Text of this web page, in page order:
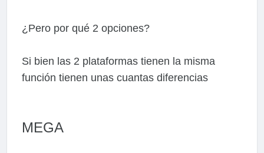
¿Pero por qué 2 opciones?
Si bien las 2 plataformas tienen la misma
función tienen unas cuantas diferencias
MEGA